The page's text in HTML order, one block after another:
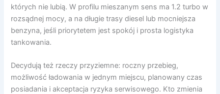
których nie lubią. W profilu mieszanym sens ma 1.2 turbo w
rozsądnej mocy, a na długie trasy diesel lub mocniejsza
benzyna, jeśli priorytetem jest spokój i prosta logistyka
tankowania.
Decydują też rzeczy przyziemne: roczny przebieg,
możliwość ładowania w jednym miejscu, planowany czas
posiadania i akceptacja ryzyka serwisowego. Kto zmienia